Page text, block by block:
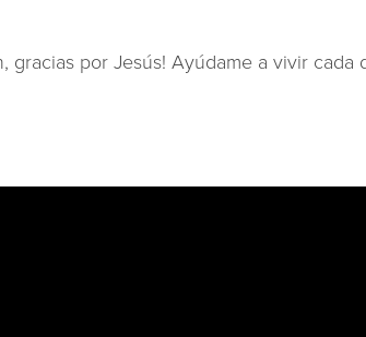
gracias por Jesús! Ayúdame a vivir